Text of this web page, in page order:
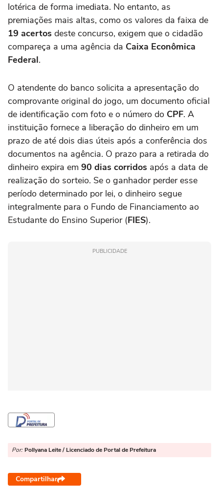
lotérica de forma imediata. No entanto, as
premiações mais altas, como os valores da faixa de
19 acertos deste concurso, exigem que o cidadão
compareça a uma agência da Caixa Econômica
Federal.
O atendente do banco solicita a apresentação do
comprovante original do jogo, um documento oficial
de identificação com foto e o número do CPF. A
instituição fornece a liberação do dinheiro em um
prazo de até dois dias úteis após a conferência dos
documentos na agência. O prazo para a retirada do
dinheiro expira em 90 dias corridos após a data de
realização do sorteio. Se o ganhador perder esse
período determinado por lei, o dinheiro segue
integralmente para o Fundo de Financiamento ao
Estudante do Ensino Superior (FIES).
PUBLICIDADE
Por: Pollyana Leite / Licenciado de Portal de Prefeitura
Compartilhar